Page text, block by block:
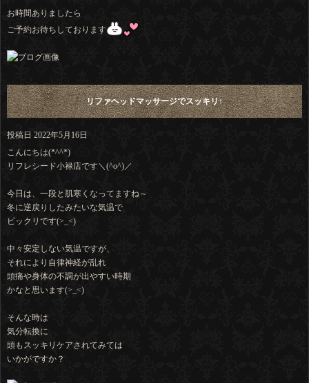
お時間ありましたら
ご予約お待ちしております
リファヘッドマッサージでスッキリ↑
投稿日 2022年5月16日
こんにちは(*^^*)
リフレシード小禄店です＼(^o^)／
今日は、一段と肌寒くなってますね～
冬に逆戻りしたみたいな気温で
ビックリです(>_<)
中々安定しない気温ですが、
それにより自律神経が乱れ
頭痛や身体の不調が出やすい時期
かなと思います(>_<)
そんな時は
気分転換に
頭もスッキリケアされてみては
いかがですか？